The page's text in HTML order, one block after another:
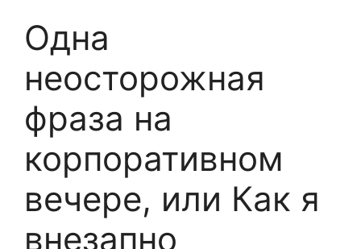
Одна
неосторожная
фраза на
корпоративном
вечере, или Как я
внезапно